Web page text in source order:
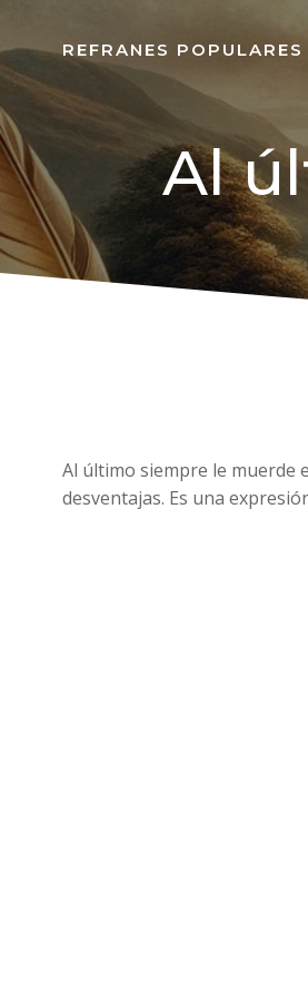
REFRANES POPULARES
Al
Al último siempre le muerde
desventajas. Es una